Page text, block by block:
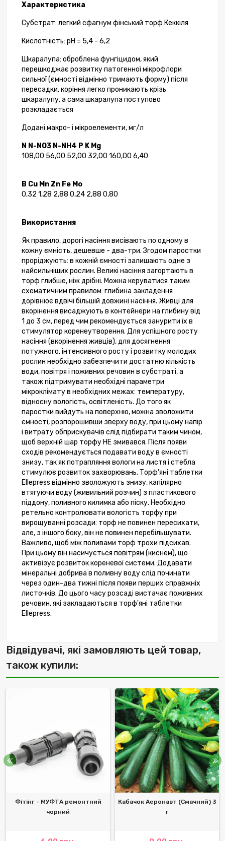
Характеристика
Субстрат: легкий сфагнум фінський торф Кеккіля
Кислотність: рН = 5,4 - 6,2
Шкаралупа: оброблена фунгіцидом, який
перешкоджає розвитку патогенної мікрофлори
сильної (ємності відмінно тримають форму) після
пересадки, коріння легко проникають крізь
шкаралупу, а сама шкаралупа поступово
розкладається
Додані макро- і мікроелементи, мг/л
N N-NO3 N-NH4 P K Mg
108,00 56,00 52,00 32,00 160,00 6,40
B Cu Mn Zn Fe Mo
0,32 1,28 2,88 0,24 2,88 0,80
Використання
Як правило, дорогі насіння висівають по одному в
кожну ємність, дешевше - два-три. Згодом паростки
проріджують: в кожній ємності залишають одне з
найсильніших рослин. Великі насіння загортають в
торф глибше, ніж дрібні. Можна керуватися таким
схематичним правилом: глибина закладення
дорівнює вдвічі більшій довжині насіння. Живці для
вкорінення висаджують в контейнери на глибину від
1 до 3 см, перед чим рекомендується занурити їх в
стимулятор коренеутворення. Для успішного росту
насіння (вкорінення живців), для досягнення
потужного, інтенсивного росту і розвитку молодих
рослин необхідно забезпечити достатню кількість
води, повітря і поживних речовин в субстраті, а
також підтримувати необхідні параметри
мікроклімату в необхідних межах: температуру,
відносну вологість, освітленість. До того як
паростки вийдуть на поверхню, можна зволожити
ємності, розпорошивши зверху воду, при цьому напір
і витрату обприскувачів слід підбирати таким чином,
щоб верхній шар торфу НЕ змивався. Після появи
сходів рекомендується подавати воду в ємності
знизу, так як потрапляння вологи на листя і стебла
стимулює розвиток захворювань. Торф'яні таблетки
Ellepress відмінно зволожують знизу, капілярно
втягуючи воду (живильний розчин) з пластикового
піддону, поливного килимка або піску. Необхідно
ретельно контролювати вологість торфу при
вирощуванні розсади: торф не повинен пересихати,
але, з іншого боку, він не повинен перебільшувати.
Важливо, щоб між поливами торф трохи підсихав.
При цьому він насичується повітрям (киснем), що
активізує розвиток кореневої системи. Додавати
мінеральні добрива в поливну воду слід починати
через один-два тижні після появи перших справжніх
листочків. До цього часу розсаді вистачає поживних
речовин, які закладаються в торф'яні таблетки
Ellepress.
Відвідувачі, які замовляють цей товар,
також купили:
Фітінг - МУФТА ремонтний
чорний
Кабачок Аеронавт (Смачний) 3
г